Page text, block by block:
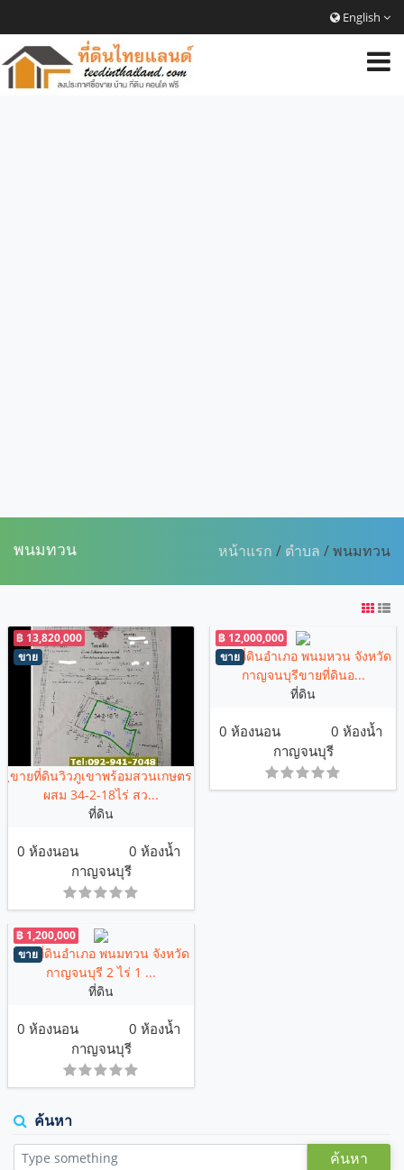
English
พนมทวน หน้าแรก / ตำบล / พนมทวน
ขาย
฿ 13,820,000
ฺขายที่ดินวิวภูเขาพร้อมสวนเกษตร
ผสม 34-2-18ไร่ สว...
ที่ดิน
0 ห้องนอน
0 ห้องน้ำ
กาญจนบุรี
ขาย
฿ 12,000,000
ขายที่ดินอำเภอ พนมหวน จังหวัด
กาญจนบุรีขายที่ดินอ...
ที่ดิน
0 ห้องนอน
0 ห้องน้ำ
กาญจนบุรี
ขาย
฿ 1,200,000
ขายที่ดินอำเภอ พนมทวน จังหวัด
กาญจนบุรี 2 ไร่ 1 ...
ที่ดิน
0 ห้องนอน
0 ห้องน้ำ
กาญจนบุรี
ค้นหา
ค้นหา